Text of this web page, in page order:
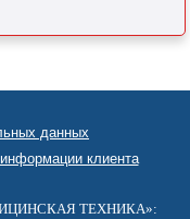
данных
клиента
ТЕХНИКА»: